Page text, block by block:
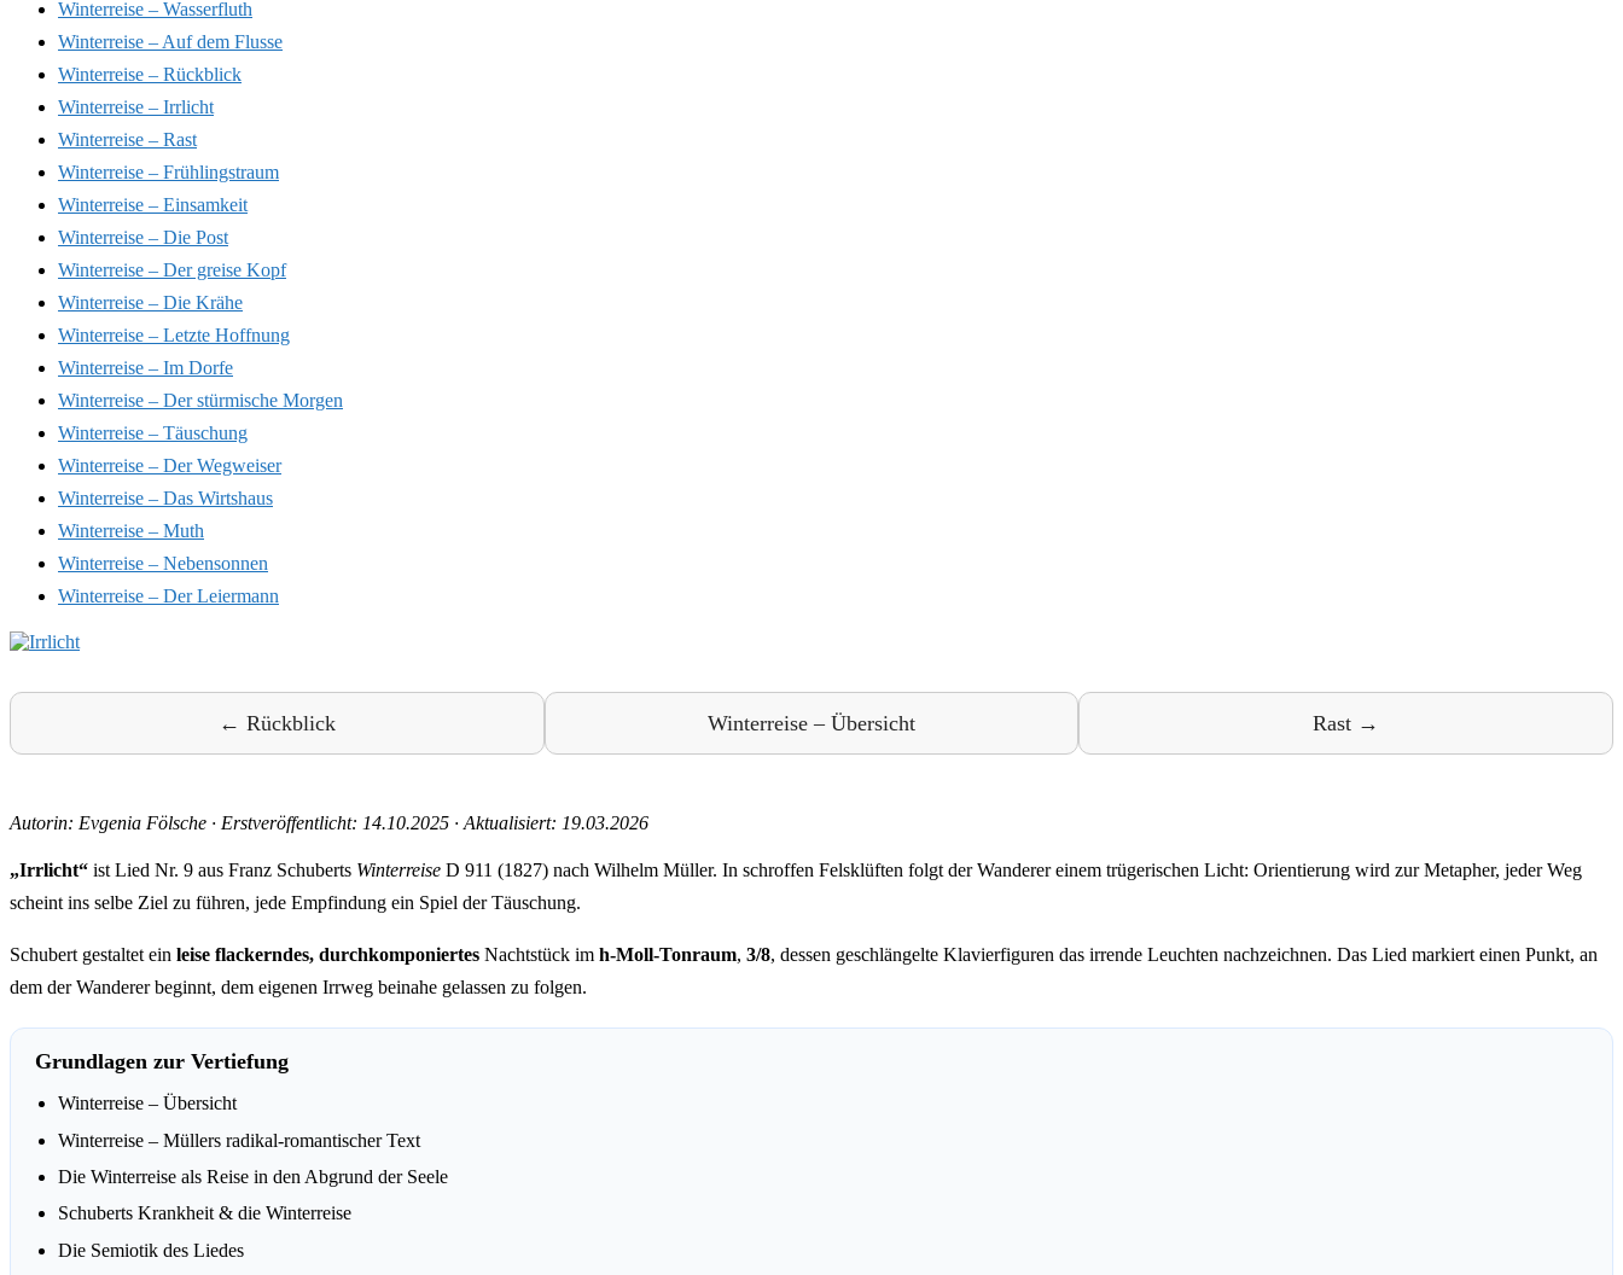
Winterreise – Wasserfluth
Winterreise – Auf dem Flusse
Winterreise – Rückblick
Winterreise – Irrlicht
Winterreise – Rast
Winterreise – Frühlingstraum
Winterreise – Einsamkeit
Winterreise – Die Post
Winterreise – Der greise Kopf
Winterreise – Die Krähe
Winterreise – Letzte Hoffnung
Winterreise – Im Dorfe
Winterreise – Der stürmische Morgen
Winterreise – Täuschung
Winterreise – Der Wegweiser
Winterreise – Das Wirtshaus
Winterreise – Muth
Winterreise – Nebensonnen
Winterreise – Der Leiermann
← Rückblick Winterreise – Übersicht Rast →
Autorin: Evgenia Fölsche · Erstveröffentlicht: 14.10.2025 · Aktualisiert: 19.03.2026
„Irrlicht“ ist Lied Nr. 9 aus Franz Schuberts Winterreise D 911 (1827) nach Wilhelm Müller. In schroffen Felsklüften folgt der Wanderer einem trügerischen Licht: Orientierung wird zur Metapher, jeder Weg
scheint ins selbe Ziel zu führen, jede Empfindung ein Spiel der Täuschung.
Schubert gestaltet ein leise flackerndes, durchkomponiertes Nachtstück im h-Moll-Tonraum, 3/8, dessen geschlängelte Klavierfiguren das irrende Leuchten nachzeichnen. Das Lied markiert einen Punkt, an
dem der Wanderer beginnt, dem eigenen Irrweg beinahe gelassen zu folgen.
Grundlagen zur Vertiefung
Winterreise – Übersicht
Winterreise – Müllers radikal-romantischer Text
Die Winterreise als Reise in den Abgrund der Seele
Schuberts Krankheit & die Winterreise
Die Semiotik des Liedes